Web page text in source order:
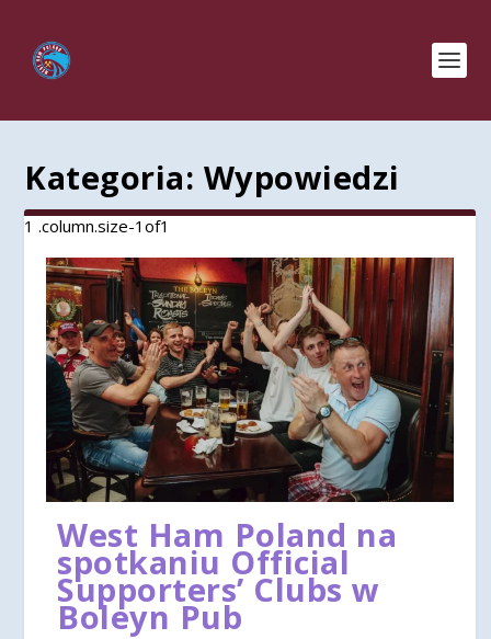
Kategoria: Wypowiedzi
West Ham Poland na
spotkaniu Official
Supporters’ Clubs w
Boleyn Pub